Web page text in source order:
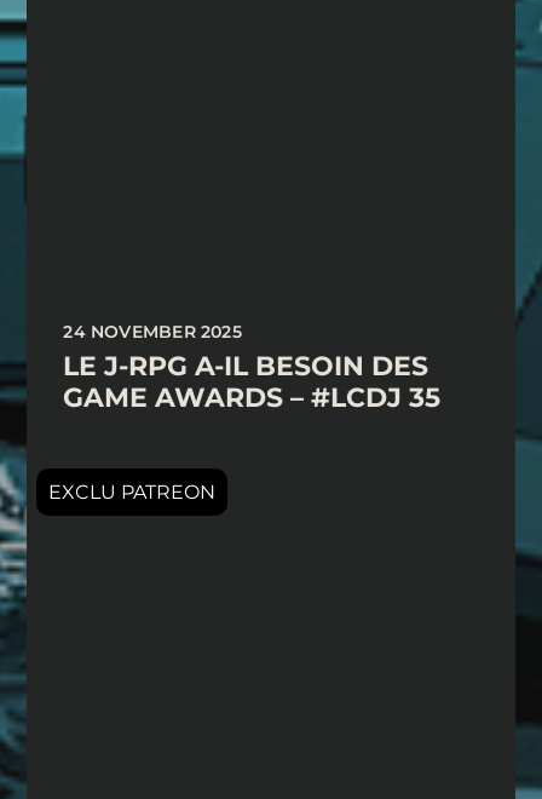
24 NOVEMBER 2025
LE J-RPG A-IL BESOIN DES
GAME AWARDS – #LCDJ 35